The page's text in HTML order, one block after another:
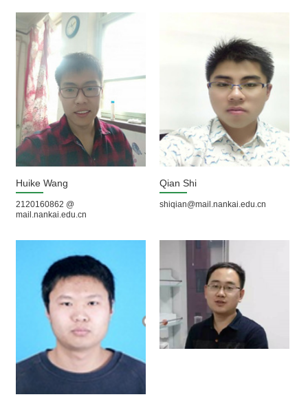
Huike Wang
2120160862 @
mail.nankai.edu.cn
Qian Shi
shiqian@mail.nankai.edu.cn